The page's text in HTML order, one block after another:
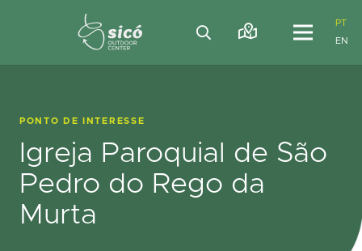
PT
EN
PONTO DE INTERESSE
Igreja Paroquial de São
Pedro do Rego da
Murta